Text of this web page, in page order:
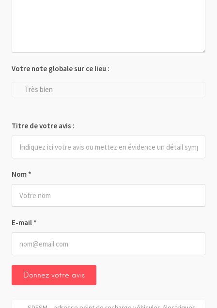
Nom *
E-mail *
Votre note globale sur ce lieu :
Très bien
Titre de votre avis :